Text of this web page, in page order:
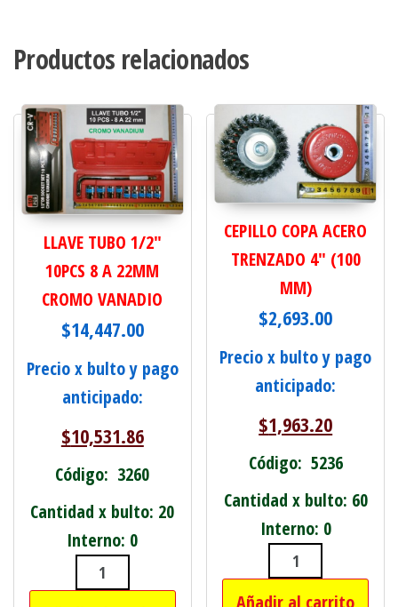
Productos relacionados
LLAVE TUBO 1/2"
10PCS 8 A 22MM
CROMO VANADIO
$14,447.00
Precio x bulto y pago
anticipado:
$10,531.86
Código: 3260
Cantidad x bulto: 20
Interno: 0
LLAVE TUBO 1/2" 10PCS 8 A 22MM
CEPILLO COPA ACERO
TRENZADO 4" (100
MM)
$2,693.00
Precio x bulto y pago
anticipado:
$1,963.20
Código: 5236
Cantidad x bulto: 60
Interno: 0
CEPILLO